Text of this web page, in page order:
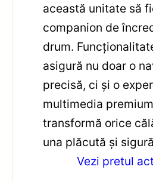
această unitate să
companion de
drum.
asigură nu doar o
precisă, ci și o
multimedia
transformă orice
una plăcută și
Vezi pretul